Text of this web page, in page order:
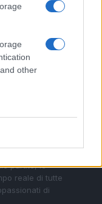
other
classifiche su
1,
partite, le
reale di tutte
di